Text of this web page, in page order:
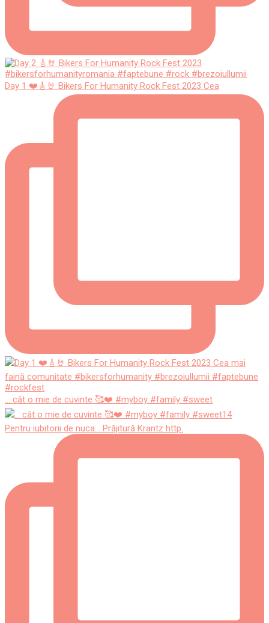
Day 1 ❤️🎸🤘 Bikers For Humanity Rock Fest 2023 Cea
... cât o mie de cuvinte 🥰❤️ #myboy #family #sweet
Pentru iubitorii de nuca... Prăjitură Krantz http: